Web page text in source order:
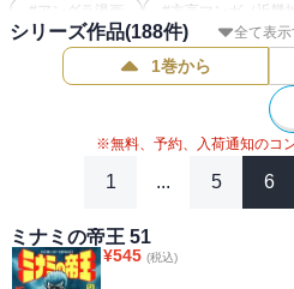
# アングラ漫画 # 方言マンガ（近畿
#方言マンガ（大阪弁） #2019年ド
全て表示
シリーズ作品(188件)
1巻から
※無料、予約、入荷通知のコ
1 ... 5 6
ミナミの帝王 51
¥545 (税込)